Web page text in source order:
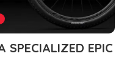
SPECIALIZED EPIC